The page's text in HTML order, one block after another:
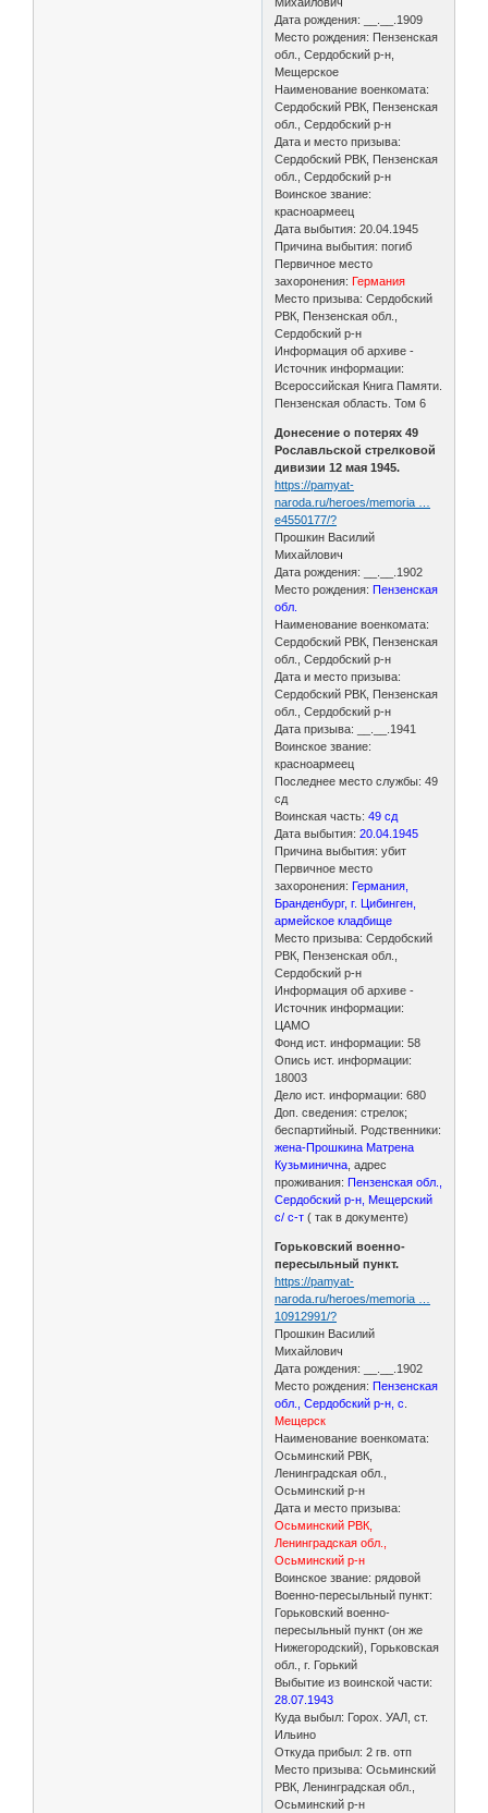
Дата рождения: __.__.1909
Место рождения: Пензенская
обл., Сердобский р-н,
Мещерское
Наименование военкомата:
Сердобский РВК, Пензенская
обл., Сердобский р-н
Дата и место призыва:
Сердобский РВК, Пензенская
обл., Сердобский р-н
Воинское звание:
красноармеец
Дата выбытия: 20.04.1945
Причина выбытия: погиб
Первичное место
захоронения: Германия
Место призыва: Сердобский
РВК, Пензенская обл.,
Сердобский р-н
Информация об архиве -
Источник информации:
Всероссийская Книга Памяти.
Пензенская область. Том 6
Донесение о потерях 49
Рославльской стрелковой
дивизии 12 мая 1945.
https://pamyat-
naroda.ru/heroes/memoria …
e4550177/?
Прошкин Василий
Михайлович
Дата рождения: __.__.1902
Место рождения:Пензенская
обл.
Наименование военкомата:
Сердобский РВК, Пензенская
обл., Сердобский р-н
Дата и место призыва:
Сердобский РВК, Пензенская
обл., Сердобский р-н
Дата призыва: __.__.1941
Воинское звание:
красноармеец
Последнее место службы: 49
сд
Воинская часть: 49 сд
Дата выбытия:20.04.1945
Причина выбытия: убит
Первичное место
захоронения: Германия,
Бранденбург, г. Цибинген,
армейское кладбище
Место призыва: Сердобский
РВК, Пензенская обл.,
Сердобский р-н
Информация об архиве -
Источник информации:
ЦАМО
Фонд ист. информации: 58
Опись ист. информации:
18003
Дело ист. информации: 680
Доп. сведения: стрелок;
беспартийный. Родственники:
жена-Прошкина Матрена
Кузьминична , адрес
проживания:Пензенская обл.,
Сердобский р-н, Мещерский
с/ с-т( так в документе)
Горьковский военно-
пересыльный пункт.
https://pamyat-
naroda.ru/heroes/memoria …
10912991/?
Прошкин Василий
Михайлович
Дата рождения: __.__.1902
Место рождения:Пензенская
обл., Сердобский р-н, с
Мещерск
Наименование военкомата:
Осьминский РВК,
Ленинградская обл.,
Осьминский р-н
Дата и место призыва:
Осьминский РВК,
Ленинградская обл.,
Осьминский р-н
Воинское звание: рядовой
Военно-пересыльный пункт:
Горьковский военно-
пересыльный пункт (он же
Нижегородский), Горьковская
обл., г. Горький
Выбытие из воинской части:
28.07.1943
Куда выбыл: Горох. УАЛ, ст.
Ильино
Откуда прибыл: 2 гв. отп
Место призыва: Осьминский
РВК, Ленинградская обл.,
Осьминский р-н